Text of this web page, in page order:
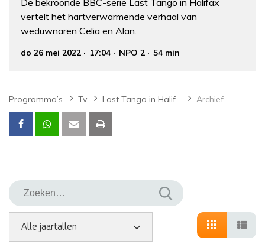
De bekroonde BBC-serie Last Tango in Halifax
vertelt het hartverwarmende verhaal van
weduwnaren Celia en Alan.
do 26 mei 2022 17:04 NPO 2 54 min
Programma’s Tv Last Tango in Halifax Archief